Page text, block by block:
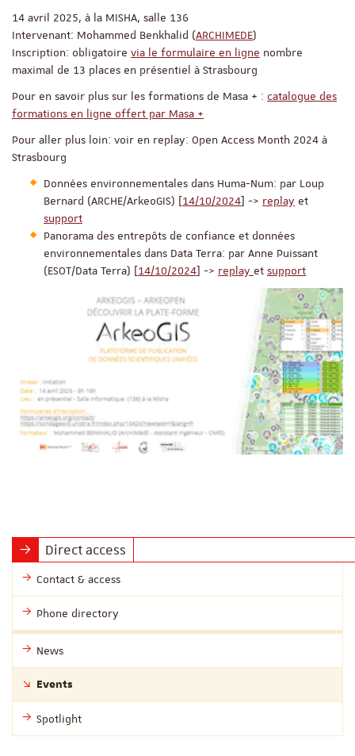
14 avril 2025, à la MISHA, salle 136
Intervenant: Mohammed Benkhalid (ARCHIMEDE)
Inscription: obligatoire via le formulaire en ligne nombre
maximal de 13 places en présentiel à Strasbourg
Pour en savoir plus sur les formations de Masa + : catalogue des
formations en ligne offert par Masa +
Pour aller plus loin: voir en replay: Open Access Month 2024 à
Strasbourg
Données environnementales dans Huma-Num: par Loup
Bernard (ARCHE/ArkeoGIS) [14/10/2024] -> replay et
support
Panorama des entrepôts de confiance et données
environnementales dans Data Terra: par Anne Puissant
(ESOT/Data Terra) [14/10/2024] -> replay et support
Direct access
Contact & access
Phone directory
News
Events
Spotlight